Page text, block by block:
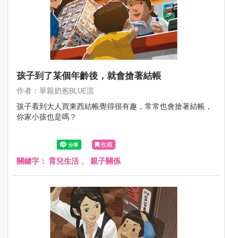
孩子到了某個年齡後，就會搶著結帳
作者：單親奶爸BLUE流
孩子看到大人買東西結帳覺得很有趣，常常也會搶著結帳，
你家小孩也是嗎？
收藏
關鍵字： 育兒生活、 親子關係